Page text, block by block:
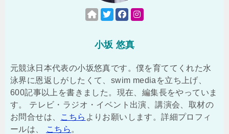
小坂 悠真
元競泳日本代表の小坂悠真です。僕を育ててくれた水
泳界に恩返しがしたくて、swim mediaを立ち上げ、
600記事以上を書きました。現在、編集長をやっていま
す。 テレビ・ラジオ・イベント出演、講演会、取材の
お問合せは、 こちら よりお願いします。詳細プロフィ
ールは、
こちら 。